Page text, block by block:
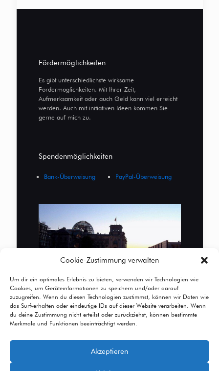
Cookie-Zustimmung verwalten
Um dir ein optimales Erlebnis zu bieten, verwenden wir Technologien wie
Cookies, um Geräteinformationen zu speichern und/oder darauf
zuzugreifen. Wenn du diesen Technologien zustimmst, können wir Daten wie
das Surfverhalten oder eindeutige IDs auf dieser Website verarbeiten. Wenn
du deine Zustimmung nicht erteilst oder zurückziehst, können bestimmte
Merkmale und Funktionen beeinträchtigt werden.
Akzeptieren
Fördermöglichkeiten
Es gibt unterschiedlichste wirksame
Fördermöglichkeiten. Mit Ihrer Zeit,
Aufmerksamkeit oder auch Geld kann viel erreicht
werden. Auch mit initiativen Ideen kommen Sie
gerne auf mich zu.
Spendenmöglichkeiten
Bank-Überweisung PayPal-Überweisung